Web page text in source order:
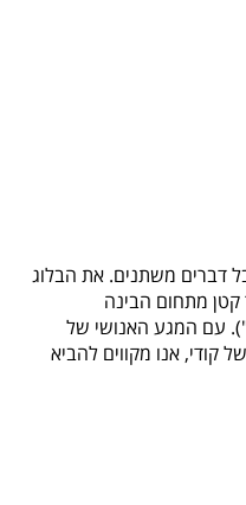
דברים משתנים. את הבלוג
קטן מתחום הבינה
עם המגע האנושי של
קודי, אנו מקווים להביא